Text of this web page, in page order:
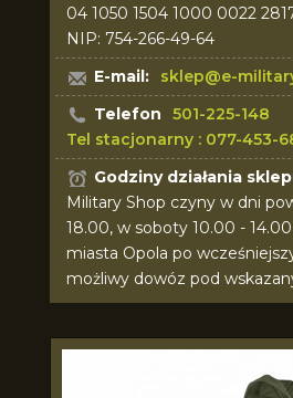
04 1050 1504 1000 0022
NIP: 754-266-49-64
E-mail:
sklep@e-
Telefon
501-225-148
Tel stacjonarny : 077-453-
Godziny działania
Military Shop czyny w dni
18.00, w soboty 10.00 -
miasta Opola po
możliwy dowóz pod